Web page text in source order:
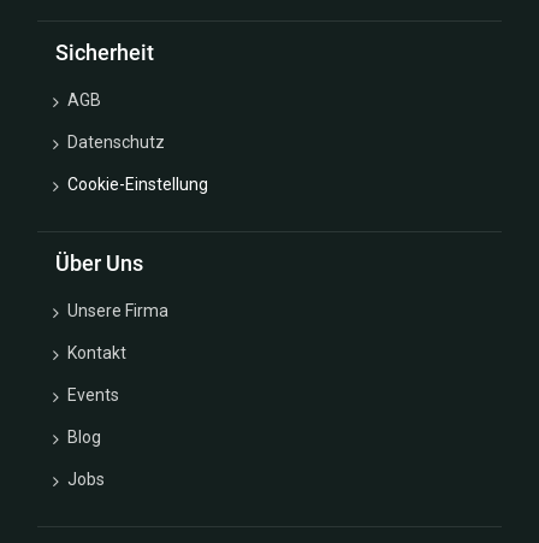
Sicherheit
AGB
Datenschutz
Cookie-Einstellung
Über Uns
Unsere Firma
Kontakt
Events
Blog
Jobs